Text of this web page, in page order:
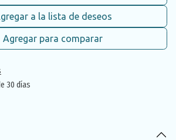
Agregar para comparar
a la lista de deseos
30 días